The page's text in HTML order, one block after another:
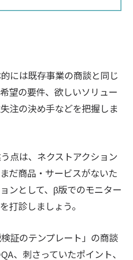
には既存事業の商談と同じ
望の要件、欲しいソリュー
注の決め手などを把握しま
点は、ネクストアクション
だ商品・サービスがないた
ンとして、β版でのモニター
打診しましょう。
検証のテンプレート」の商談
、刺さっていたポイント、